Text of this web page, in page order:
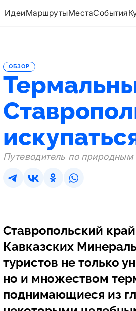
ИдеиМаршрутыМестаСобытия
ОБЗОР
Путеводитель по
Ставропольский
Кавказских
туристов не только
но и множеством
поднимающиеся из